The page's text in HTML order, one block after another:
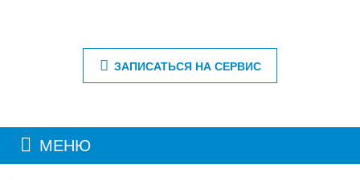
ЗАПИСАТЬСЯ НА СЕРВИС
МЕНЮ